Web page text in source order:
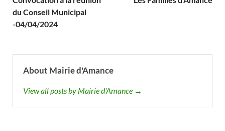
du Conseil Municipal
-04/04/2024
About Mairie d'Amance
View all posts by Mairie d'Amance →